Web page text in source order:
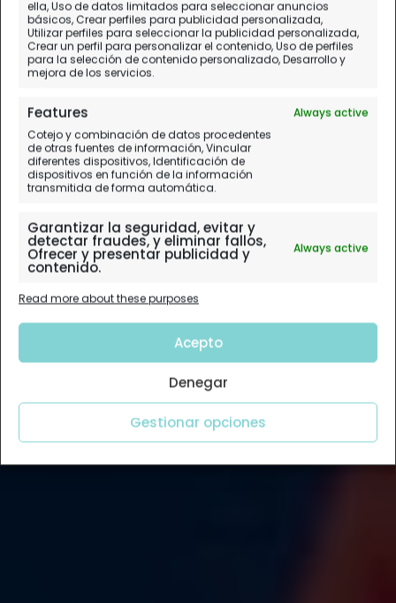
ella, Uso de datos limitados para seleccionar anuncios
básicos, Crear perfiles para publicidad personalizada,
Utilizar perfiles para seleccionar la publicidad personalizada,
Crear un perfil para personalizar el contenido, Uso de perfiles
para la selección de contenido personalizado, Desarrollo y
mejora de los servicios.
Features
Always active
Cotejo y combinación de datos procedentes
de otras fuentes de información, Vincular
diferentes dispositivos, Identificación de
dispositivos en función de la información
transmitida de forma automática.
Garantizar la seguridad, evitar y
detectar fraudes, y eliminar fallos,
Ofrecer y presentar publicidad y
contenido.
Always active
Read more about these purposes
Acepto
Denegar
Gestionar opciones
París
Planificación paso a paso.
Mapas e Itinerarios. Diarios de Viaje